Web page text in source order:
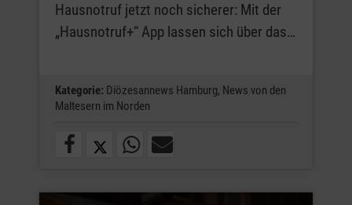
Hausnotruf jetzt noch sicherer: Mit der
„Hausnotruf+“ App lassen sich über das…
Kategorie: Diözesannews Hamburg, News von den
Maltesern im Norden